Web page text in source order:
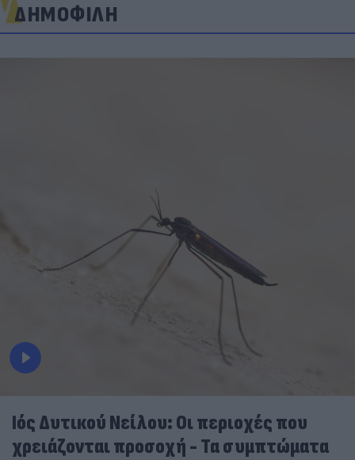
ΔΗΜΟΦΙΛΗ
Ιός Δυτικού Νείλου: Οι περιοχές που
χρειάζονται προσοχή - Τα συμπτώματα